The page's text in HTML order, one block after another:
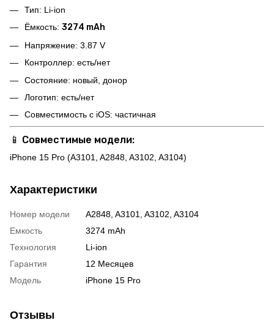
Тип: Li-ion
Ёмкость: 3274 mAh
Напряжение: 3.87 V
Контроллер: есть/нет
Состояние: новый, донор
Логотип: есть/нет
Совместимость с iOS: частичная
📱 Совместимые модели:
iPhone 15 Pro (A3101, A2848, A3102, A3104)
Характеристики
Номер модели
A2848, A3101, A3102, A3104
Емкость
3274 mAh
Технология
Li-ion
Гарантия
12 Месяцев
Модель
iPhone 15 Pro
Отзывы